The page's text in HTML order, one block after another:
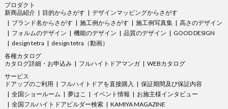
プロダクト
新商品紹介
目的からさがす
デザインマッピングからさがす
ブランド名からさがす
施工例からさがす 施工例写真集
高さのデザイン
フォルムのデザイン
機能のデザイン 品質のデザイン
GOOD DESIGN
design tetra
design tetra（動画）
各種カタログ
カタログ詳細・お申込み
フルハイトドアマンガ
WEBカタログ
サービス
ドアップのご利用
フルハイトドアを直接購入
保証期間及び保証内容
全国ショールーム
夢はこ イベント情報
お施主様インタビュー
全国フルハイトドアビルダー検索
KAMIYA MAGAZINE